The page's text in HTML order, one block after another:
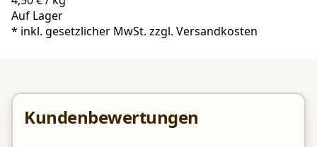
Auf Lager
* inkl. gesetzlicher MwSt. zzgl. Versandkosten
Kundenbewertungen